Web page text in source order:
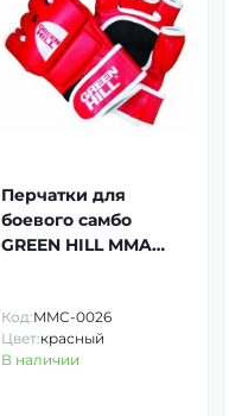
Перчатки для
боевого самбо
GREEN HILL MMA
Код:MMC-0026
Цвет:красный
В наличии